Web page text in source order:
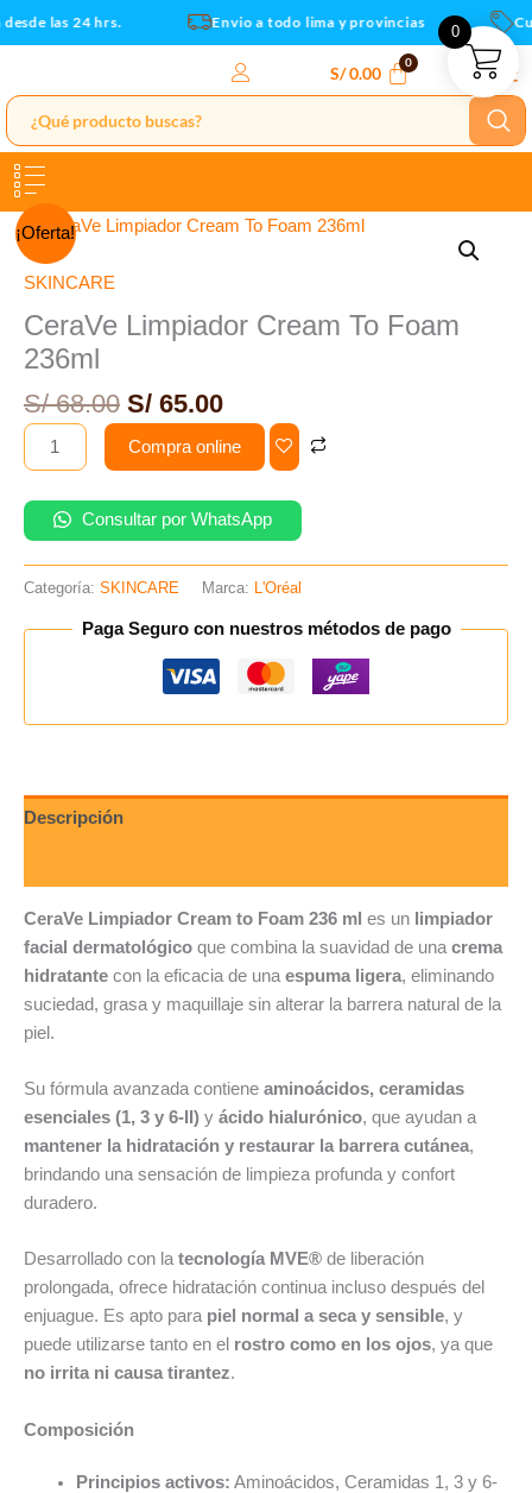
al
las 24 hrs. Envio a todo lima y provincias
S/0.00
¡Oferta!
SKINCARE
CeraVe Limpiador Cream To Foam
236ml
S/68.00
El
era:
S/ 68.00.
S/ 65.00
El
S/ 65.00.
CeraVe
Limpiador
Cream
Foam
236ml
cantidad
Compra online
Consultar por WhatsApp
Categoría: SKINCARE Marca: L'Oréal
Paga Seguro con nuestros métodos de pago
Descripción
CeraVe Limpiador Cream to Foam 236 ml es un limpiador
facial dermatológico que combina la suavidad de una crema
hidratante con la eficacia de una espuma ligera, eliminando
suciedad, grasa y maquillaje sin alterar la barrera natural de la
piel.
Su fórmula avanzada contiene aminoácidos, ceramidas
esenciales (1, 3 y 6-II) y ácido hialurónico, que ayudan a
mantener la hidratación y restaurar la barrera cutánea,
brindando una sensación de limpieza profunda y confort
duradero.
Desarrollado con latecnología MVE® de liberación
prolongada, ofrece hidratación continua incluso después del
enjuague. Es apto para piel normal a seca y sensible, y
puede utilizarse tanto en el rostro como en los ojos, ya que
no irrita ni causa tirantez.
Composición
Principios activos: Aminoácidos, Ceramidas 1, 3 y 6-
0
cantidad